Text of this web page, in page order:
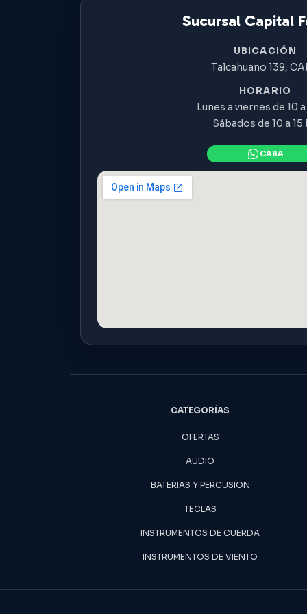
Sucursal Capital
UBICACIÓN
Talcahuano 139,
HORARIO
Lunes a viernes de 10 a
Sábados de 10 a 15
CATEGORÍAS
OFERTAS
AUDIO
BATERIAS Y PERCUSION
TECLAS
INSTRUMENTOS DE CUERDA
INSTRUMENTOS DE VIENTO